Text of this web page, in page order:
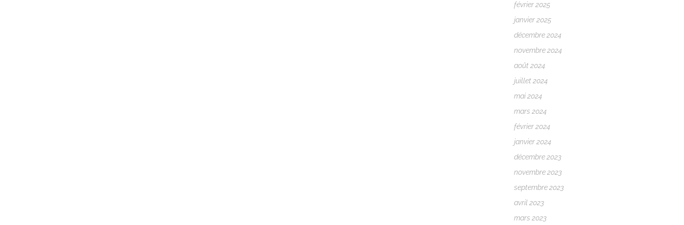
février 2025
janvier 2025
décembre 2024
novembre 2024
août 2024
juillet 2024
mai 2024
mars 2024
février 2024
janvier 2024
décembre 2023
novembre 2023
septembre 2023
avril 2023
mars 2023